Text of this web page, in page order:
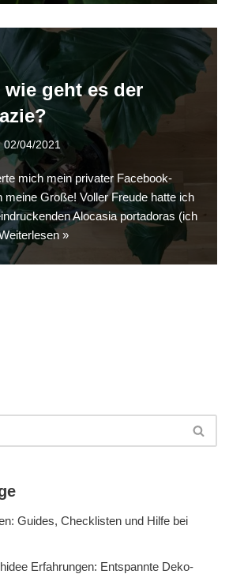
geht es der
02/04/2021
mich mein privater Facebook-
meine Große! Voller Freude hatte ich
Alocasia portadoras (ich
»
Guides, Checklisten und Hilfe bei
Erfahrungen: Entspannte Deko-